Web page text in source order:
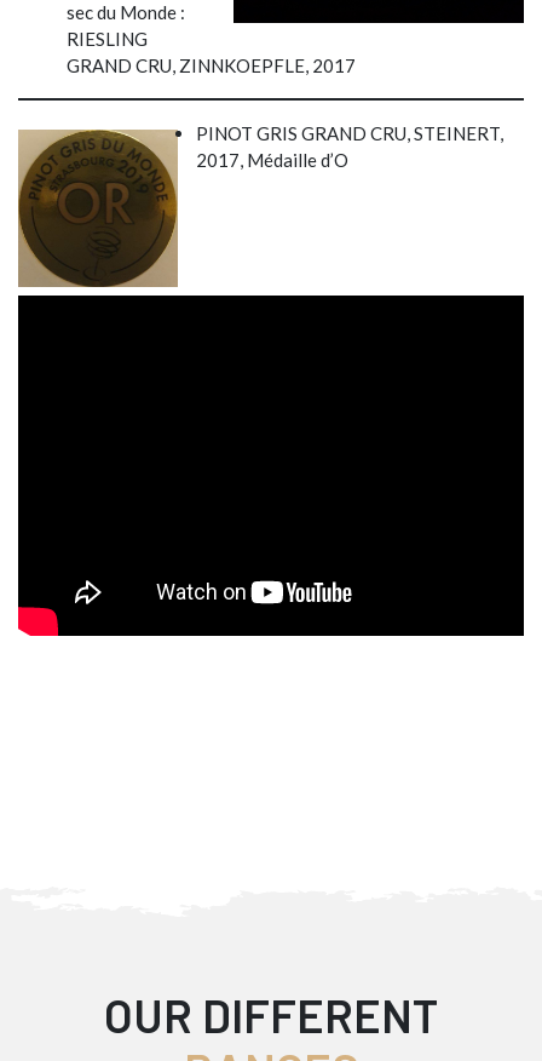
sec du Monde :
RIESLING
GRAND CRU, ZINNKOEPFLE, 2017
PINOT GRIS GRAND CRU, STEINERT,
2017, Médaille d’O
OUR DIFFERENT